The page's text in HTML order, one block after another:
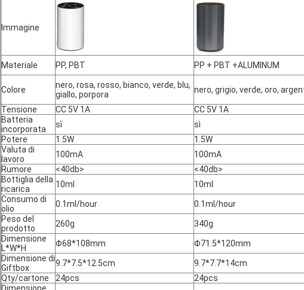
Immagine
Materiale PP, PBT PP + PBT +ALUMINUM
Colore
nero, rosa, rosso, bianco, verde, blu,
giallo, porpora
nero, grigio, verde, oro,
Tensione
CC 5V 1A CC 5V 1A
Batteria
incorporata
sì sì
Potere
1.5W 1.5W
Valuta di
lavoro
100mA 100mA
Rumore
<40db> <40db>
Bottiglia della
ricarica
10ml 10ml
Consumo di
olio
0.1ml/hour 0.1ml/hour
Peso del
prodotto
260g 340g
Dimensione
L*W*H
Φ68*108mm Φ71.5*120mm
Dimensione di
Giftbox
9.7*7.5*12.5cm 9.7*7.7*14cm
Qty/cartone
24pcs 24pcs